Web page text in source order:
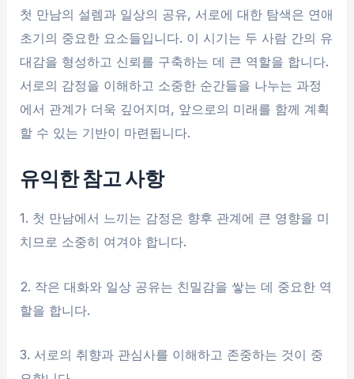
첫 만남의 설렘과 일상의 공유, 서로에 대한 탐색은 연애
초기의 중요한 요소들입니다. 이 시기는 두 사람 간의 유
대감을 형성하고 신뢰를 구축하는 데 큰 역할을 합니다.
서로의 감정을 이해하고 소중한 순간들을 나누는 과정
에서 관계가 더욱 깊어지며, 앞으로의 미래를 함께 계획
할 수 있는 기반이 마련됩니다.
유익한 참고 사항
1. 첫 만남에서 느끼는 감정은 향후 관계에 큰 영향을 미
치므로 소중히 여겨야 합니다.
2. 작은 대화와 일상 공유는 친밀감을 쌓는 데 중요한 역
할을 합니다.
3. 서로의 취향과 관심사를 이해하고 존중하는 것이 중